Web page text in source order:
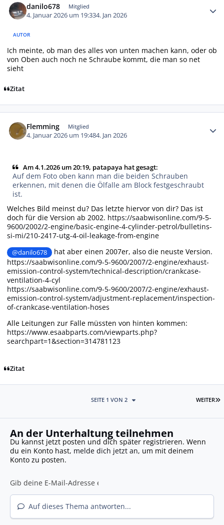
danilo678 Mitglied
4. Januar 2026 um 19:334. Jan 2026
AUTOR
Ich meinte, ob man des alles von unten machen kann, oder ob
von Oben auch noch ne Schraube kommt, die man so net
sieht
Zitat
Flemming Mitglied
4. Januar 2026 um 19:484. Jan 2026
Am 4.1.2026 um 20:19, patapaya hat gesagt:
Auf dem Foto oben kann man die beiden Schrauben
erkennen, mit denen die Ölfalle am Block festgeschraubt
ist.
Welches Bild meinst du? Das letzte hiervor von dir? Das ist
doch für die Version ab 2002. https://saabwisonline.com/9-5-
9600/2002/2-engine/basic-engine-4-cylinder-petrol/bulletins-
si-mi/210-2417-utg-4-oil-leakage-from-engine
@danilo678
hat aber einen 2007er, also die neuste Version.
https://saabwisonline.com/9-5-9600/2007/2-engine/exhaust-
emission-control-system/technical-description/crankcase-
ventilation-4-cyl
https://saabwisonline.com/9-5-9600/2007/2-engine/exhaust-
emission-control-system/adjustment-replacement/inspection-
of-crankcase-ventilation-hoses
Alle Leitungen zur Falle müssten von hinten kommen:
https://www.esaabparts.com/viewparts.php?
searchpart=1&section=314781123
Zitat
WEITER
SEITE 1 VON 2
An der Unterhaltung teilnehmen
Du kannst jetzt posten und dich später registrieren. Wenn
du ein Konto hast, melde dich jetzt an, um mit deinem
Konto zu posten.
Auf dieses Thema antworten...